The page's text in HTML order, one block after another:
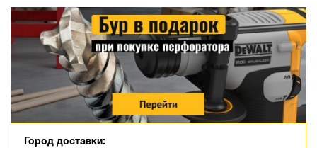
Город доставки: